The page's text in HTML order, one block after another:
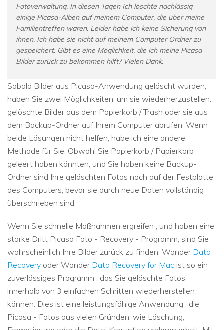
Fotoverwaltung. In diesen Tagen Ich löschte nachlässig
einige Picasa-Alben auf meinem Computer, die über meine
Familientreffen waren. Leider habe ich keine Sicherung von
ihnen. Ich habe sie nicht auf meinem Computer Ordner zu
gespeichert. Gibt es eine Möglichkeit, die ich meine Picasa
Bilder zurück zu bekommen hilft? Vielen Dank.
Sobald Bilder aus Picasa-Anwendung gelöscht wurden,
haben Sie zwei Möglichkeiten, um sie wiederherzustellen:
gelöschte Bilder aus dem Papierkorb / Trash oder sie aus
dem Backup-Ordner auf Ihrem Computer abrufen. Wenn
beide Lösungen nicht helfen, habe ich eine andere
Methode für Sie. Obwohl Sie Papierkorb / Papierkorb
geleert haben könnten, und Sie haben keine Backup-
Ordner sind Ihre gelöschten Fotos noch auf der Festplatte
des Computers, bevor sie durch neue Daten vollständig
überschrieben sind.
Wenn Sie schnelle Maßnahmen ergreifen , und haben eine
starke Dritt Picasa Foto - Recovery - Programm, sind Sie
wahrscheinlich Ihre Bilder zurück zu finden. Wonder Data
Recovery oder Wonder Data Recovery for Mac ist so ein
zuverlässiges Programm , das Sie gelöschte Fotos
innerhalb von 3 einfachen Schritten wiederherstellen
können. Dies ist eine leistungsfähige Anwendung , die
Picasa - Fotos aus vielen Gründen, wie Löschung,